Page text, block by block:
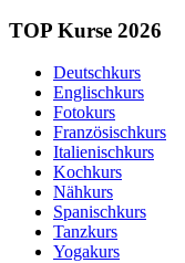
TOP Kurse 2026
Deutschkurs
Englischkurs
Fotokurs
Französischkurs
Italienischkurs
Kochkurs
Nähkurs
Spanischkurs
Tanzkurs
Yogakurs